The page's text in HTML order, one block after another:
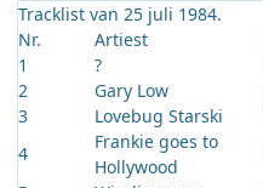
Tracklist van 25 juli 1984.
Nr.
1
Artiest
?
2
Gary Low
3
Lovebug Starski
4
Frankie goes to
Hollywood